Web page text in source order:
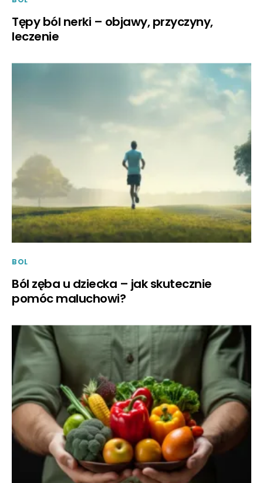
Tępy ból nerki – objawy, przyczyny,
leczenie
BOL
Ból zęba u dziecka – jak skutecznie
pomóc maluchowi?